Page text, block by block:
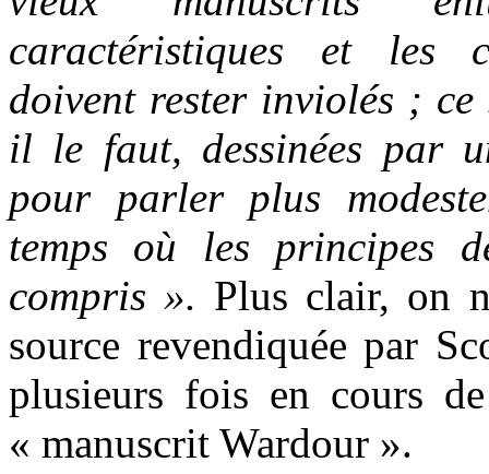
caractéristiques et les
doivent rester inviolés ; ce
il le faut, dessinées par
pour parler plus
temps où les principes
compris ». Plus clair, on
source revendiquée par
plusieurs fois en cours
« manuscrit Wardour ».